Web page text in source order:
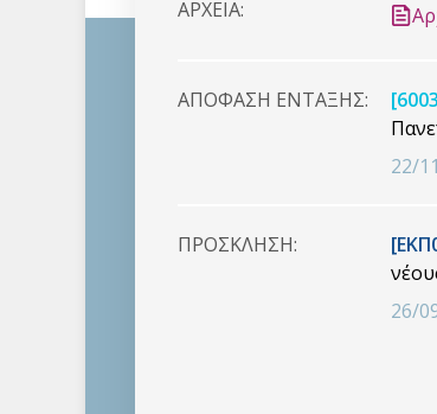
ΑΡΧΕΙΑ:
ΑΠΟΦΑΣΗ ΕΝΤΑΞΗΣ:
22/
ΠΡΟΣΚΛΗΣΗ:
26/